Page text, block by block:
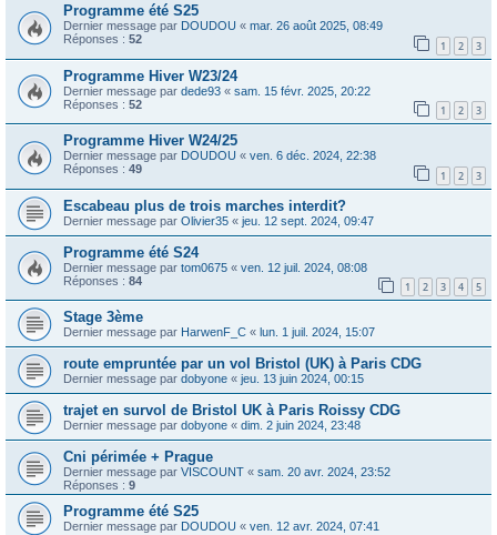
Programme été S25
Dernier message par DOUDOU « mar. 26 août 2025, 08:49
Réponses : 52 1 2 3
Programme Hiver W23/24
Dernier message par dede93 « sam. 15 févr. 2025, 20:22
Réponses : 52 1 2 3
Programme Hiver W24/25
Dernier message par DOUDOU « ven. 6 déc. 2024, 22:38
Réponses : 49 1 2 3
Escabeau plus de trois marches interdit?
Dernier message par Olivier35 « jeu. 12 sept. 2024, 09:47
Programme été S24
Dernier message par tom0675 « ven. 12 juil. 2024, 08:08
Réponses : 84 1 2 3 4 5
Stage 3ème
Dernier message par HarwenF_C « lun. 1 juil. 2024, 15:07
route empruntée par un vol Bristol (UK) à Paris CDG
Dernier message par dobyone « jeu. 13 juin 2024, 00:15
trajet en survol de Bristol UK à Paris Roissy CDG
Dernier message par dobyone « dim. 2 juin 2024, 23:48
Cni périmée + Prague
Dernier message par VISCOUNT « sam. 20 avr. 2024, 23:52
Réponses : 9
Programme été S25
Dernier message par DOUDOU « ven. 12 avr. 2024, 07:41